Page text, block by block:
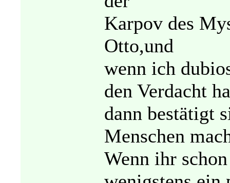
Karpov des
Otto,und
wenn ich
den Verdacht
dann bestätigt
Menschen
Wenn ihr